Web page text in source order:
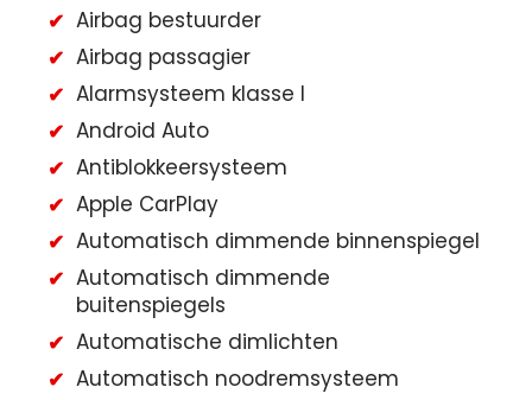
Airbag bestuurder
Airbag passagier
Alarmsysteem klasse I
Android Auto
Antiblokkeersysteem
Apple CarPlay
Automatisch dimmende binnenspiegel
Automatisch dimmende
buitenspiegels
Automatische dimlichten
Automatisch noodremsysteem